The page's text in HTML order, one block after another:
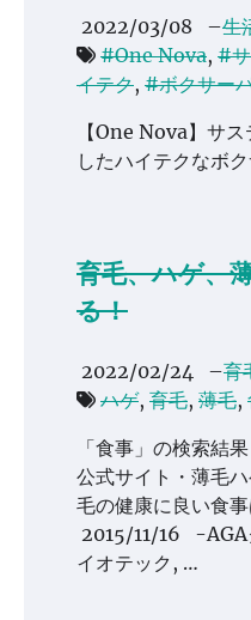
2022/03/08 –生
#One Nova, #
イテク, #ボクサー
【One Nova】サ
したハイテクなボ
育毛、ハゲ、
る！
2022/02/24 –育
ハゲ, 育毛, 薄毛,
「食事」の検索結
公式サイト・薄毛
毛の健康に良い食
2015/11/16 -AGA
イオテック, …